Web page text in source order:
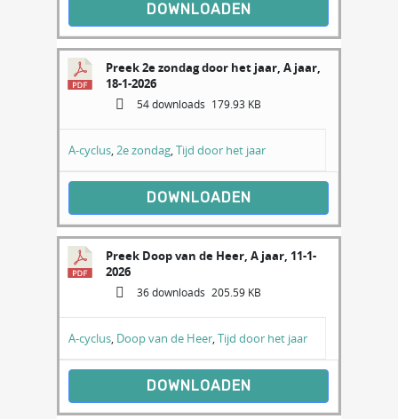
DOWNLOADEN
Preek 2e zondag door het jaar, A jaar,
18-1-2026
54 downloads 179.93 KB
A-cyclus,2e zondag,Tijd door het jaar
DOWNLOADEN
Preek Doop van de Heer, A jaar, 11-1-
2026
36 downloads 205.59 KB
A-cyclus, Doop van de Heer,Tijd door het jaar
DOWNLOADEN